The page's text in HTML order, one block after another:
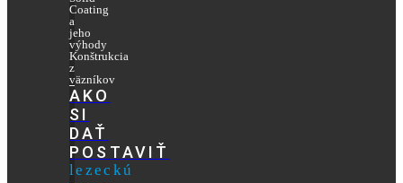
Coating
a
jeho
výhody
Konštrukcia
z
väzníkov
AKO
SI
DAŤ
POSTAVIŤ
lezeckú